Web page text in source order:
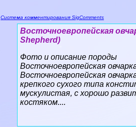
Система комментирования SigComments
Восточноевропейская
Shepherd)
Фото и описание породы
Восточноевропейская
Восточноевропейская
крепкого сухого типа
мускулистая, с хорошо
костяком....